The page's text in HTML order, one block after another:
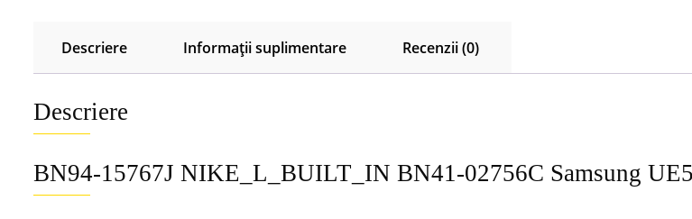
Descriere Informații suplimentare Recenzii (0)
Descriere
BN94-15767J NIKE_L_BUILT_IN BN41-02756C Samsung